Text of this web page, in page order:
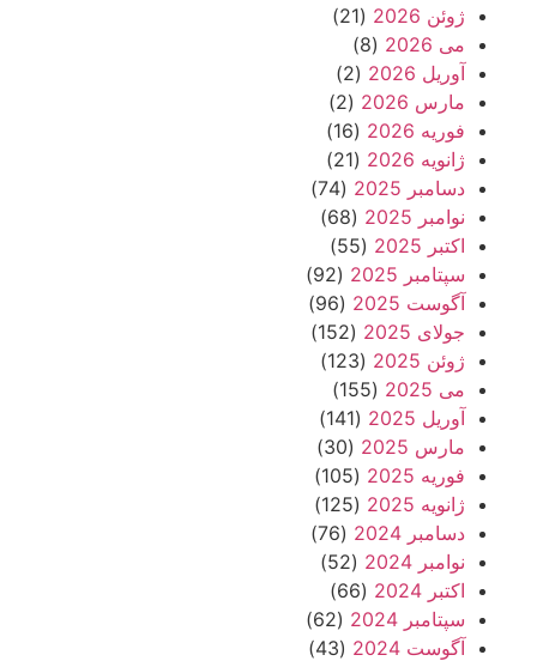
ژوئن 2026
(21)
می 2026
(8)
آوریل 2026
(2)
مارس 2026
(2)
فوریه 2026
(16)
ژانویه 2026
(21)
دسامبر 2025
(74)
نوامبر 2025
(68)
اکتبر 2025
(55)
سپتامبر 2025
(92)
آگوست 2025
(96)
جولای 2025
(152)
ژوئن 2025
(123)
می 2025
(155)
آوریل 2025
(141)
مارس 2025
(30)
فوریه 2025
(105)
ژانویه 2025
(125)
دسامبر 2024
(76)
نوامبر 2024
(52)
اکتبر 2024
(66)
سپتامبر 2024
(62)
آگوست 2024
(43)